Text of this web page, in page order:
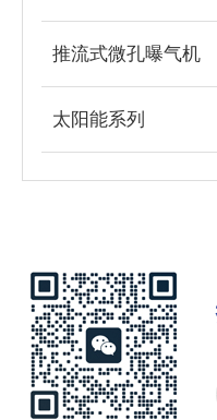
推流式微孔曝气机
太阳能系列